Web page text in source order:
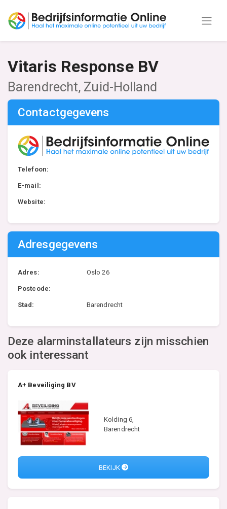
Vitaris Response BV
Barendrecht, Zuid-Holland
Contactgegevens
Telefoon:
E-mail:
Website:
Adresgegevens
Adres: Oslo 26
Postcode:
Stad: Barendrecht
Deze alarminstallateurs zijn misschien
ook interessant
A+ Beveiliging BV
Kolding 6,
Barendrecht
BEKIJK